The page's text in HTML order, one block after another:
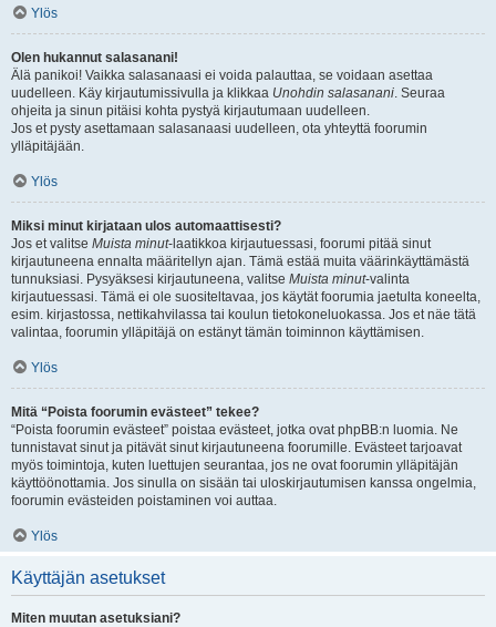
Ylös
Olen hukannut salasanani!
Älä panikoi! Vaikka salasanaasi ei voida palauttaa, se voidaan asettaa
uudelleen. Käy kirjautumissivulla ja klikkaa Unohdin salasanani. Seuraa
ohjeita ja sinun pitäisi kohta pystyä kirjautumaan uudelleen.
Jos et pysty asettamaan salasanaasi uudelleen, ota yhteyttä foorumin
ylläpitäjään.
Ylös
Miksi minut kirjataan ulos automaattisesti?
Jos et valitse Muista minut-laatikkoa kirjautuessasi, foorumi pitää sinut
kirjautuneena ennalta määritellyn ajan. Tämä estää muita väärinkäyttämästä
tunnuksiasi. Pysyäksesi kirjautuneena, valitse Muista minut-valinta
kirjautuessasi. Tämä ei ole suositeltavaa, jos käytät foorumia jaetulta koneelta,
esim. kirjastossa, nettikahvilassa tai koulun tietokoneluokassa. Jos et näe tätä
valintaa, foorumin ylläpitäjä on estänyt tämän toiminnon käyttämisen.
Ylös
Mitä “Poista foorumin evästeet” tekee?
“Poista foorumin evästeet” poistaa evästeet, jotka ovat phpBB:n luomia. Ne
tunnistavat sinut ja pitävät sinut kirjautuneena foorumille. Evästeet tarjoavat
myös toimintoja, kuten luettujen seurantaa, jos ne ovat foorumin ylläpitäjän
käyttöönottamia. Jos sinulla on sisään tai uloskirjautumisen kanssa ongelmia,
foorumin evästeiden poistaminen voi auttaa.
Ylös
Käyttäjän asetukset
Miten muutan asetuksiani?